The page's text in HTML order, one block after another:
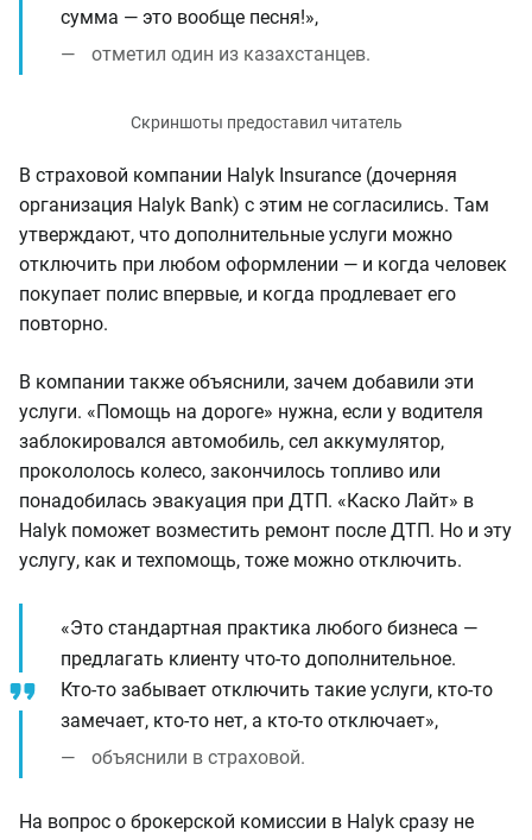
сумма — это вообще песня!»,
отметил один из казахстанцев.
В страховой компании Halyk Insurance (дочерняя
организация Halyk Bank) с этим не согласились. Там
утверждают, что дополнительные услуги можно
отключить при любом оформлении — и когда человек
покупает полис впервые, и когда продлевает его
повторно.
В компании также объяснили, зачем добавили эти
услуги. «Помощь на дороге» нужна, если у водителя
заблокировался автомобиль, сел аккумулятор,
прокололось колесо, закончилось топливо или
понадобилась эвакуация при ДТП. «Каско Лайт» в
Halyk поможет возместить ремонт после ДТП. Но и эту
услугу, как и техпомощь, тоже можно отключить.
«Это стандартная практика любого бизнеса —
предлагать клиенту что-то дополнительное.
Кто-то забывает отключить такие услуги, кто-то
замечает, кто-то нет, а кто-то отключает»,
объяснили в страховой.
На вопрос о брокерской комиссии в Halyk сразу не